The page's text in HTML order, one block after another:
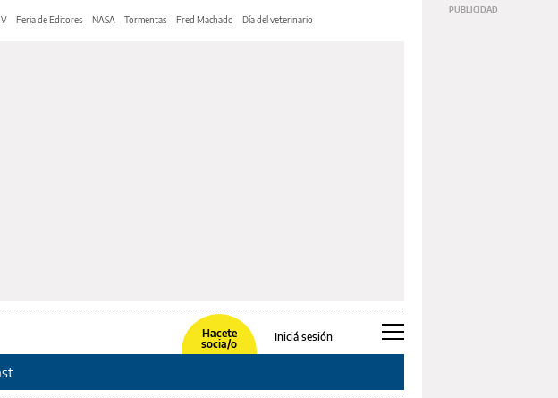
Feria de Editores NASA Tormentas Fred Machado Día del veterinario
Hacete
socia/o
Iniciá sesión